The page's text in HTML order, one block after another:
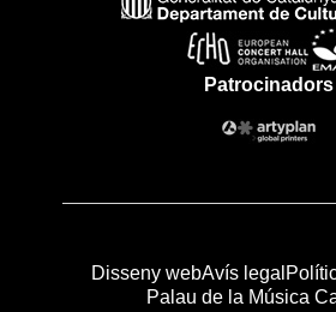
Patrocinadors
Disseny webAvís legal
Palau de la Música